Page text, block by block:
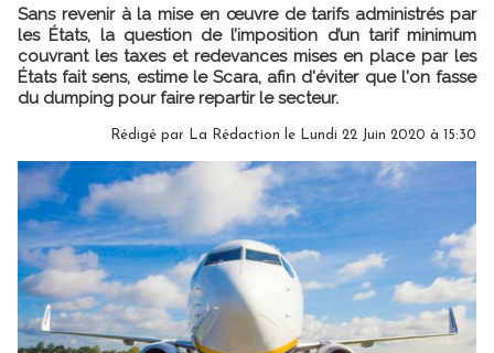
Sans revenir à la mise en œuvre de tarifs administrés par
les États, la question de l’imposition d’un tarif minimum
couvrant les taxes et redevances mises en place par les
États fait sens, estime le Scara, afin d'éviter que l'on fasse
du dumping pour faire repartir le secteur.
Rédigé par La Rédaction le Lundi 22 Juin 2020 à 15:30